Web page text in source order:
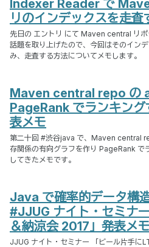
Indexer Reader で
リのインデックスを走査
先日の エントリ にて Maven central リ
話題を取り上げたので、今回はそのイン
み、走査する方法についてメモします。
Maven central repo の
PageRank でランキン
表メモ
第二十回 #渋谷java で、Maven central
存関係の有向グラフを作り PageRank で
してきたメモです。
Java で確率的データ構
#JJUG ナイト・セミナ
＆納涼会 2017」発表メモ
JJUG ナイト・セミナー 「ビール片手に